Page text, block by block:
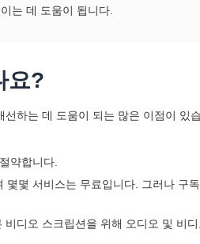
는 데 도움이 됩니다.
요?
하는 데 도움이 되는 많은 이점이 있
약합니다.
몇 서비스는 무료입니다. 그러나 구
디오 스크립션을 위해 오디오 및 비디